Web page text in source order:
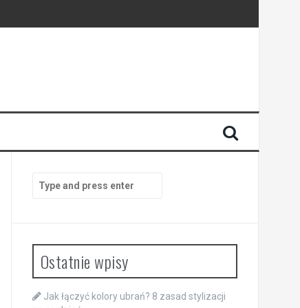
for:
Ostatnie wpisy
Jak łączyć kolory ubrań? 8 zasad stylizacji